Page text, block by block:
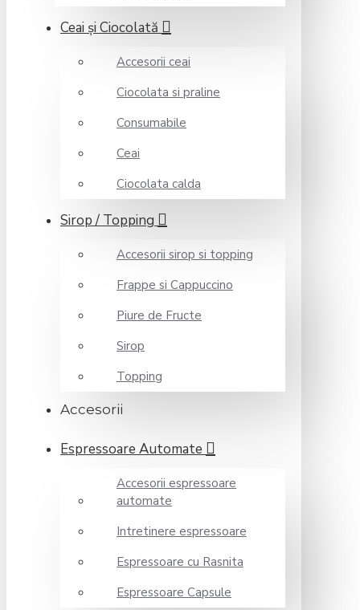
Ceai şi Ciocolată
Accesorii ceai
Ciocolata si praline
Consumabile
Ceai
Ciocolata calda
Sirop / Topping
Accesorii sirop si topping
Frappe si Cappuccino
Piure de Fructe
Sirop
Topping
Accesorii
Espressoare Automate
Accesorii espressoare
automate
Intretinere espressoare
Espressoare cu Rasnita
Espressoare Capsule